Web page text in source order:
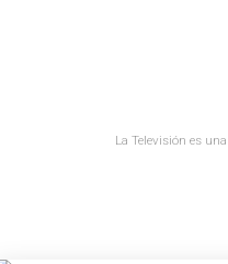
La Televisión es